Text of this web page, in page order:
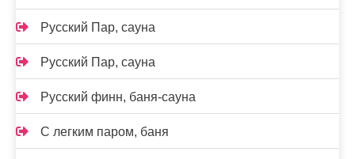
Русский Пар, сауна
Русский Пар, сауна
Русский финн, баня-сауна
С легким паром, баня